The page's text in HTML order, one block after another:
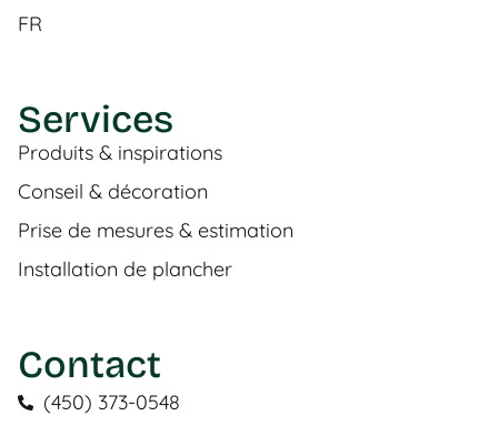
FR
Services
Produits & inspirations
Conseil & décoration
Prise de mesures & estimation
Installation de plancher
Contact
(450) 373-0548